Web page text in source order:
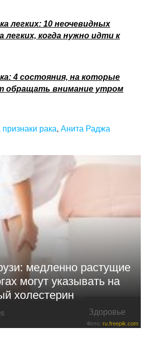
легких: 10 неочевидных
легких, когда нужно идти к
4 состояния, на которые
обращать внимание утром
признаки рака, Анита Раджа
медленно растущие
могут указывать на
холестерин
Здоровье
Фото: ru.freepik.com